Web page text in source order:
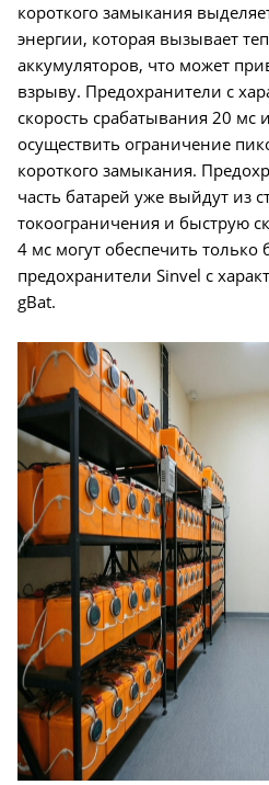
короткого замыкания
энергии, которая вызывает
аккумуляторов, что может
взрыву. Предохранители с
скорость срабатывания 20 мс
осуществить ограничение
короткого замыкания.
часть батарей уже выйдут из
токоограничения и быструю
4 мс могут обеспечить
предохранители Sinvel с
gBat.